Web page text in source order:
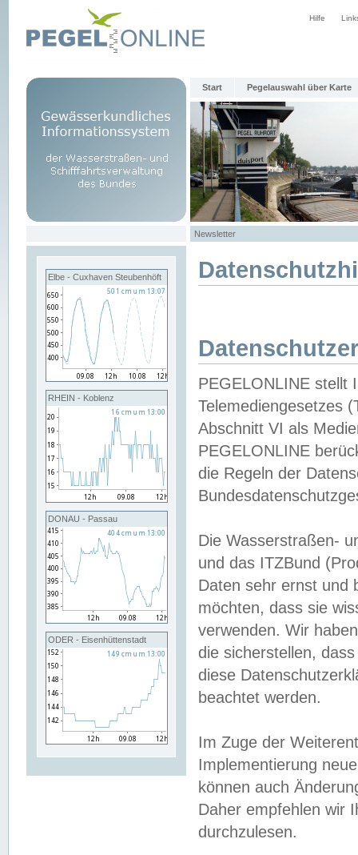
Hilfe
Start Pegelauswahl über Karte
Newsletter
Elbe - Cuxhaven Steubenhöft
RHEIN - Koblenz
DONAU - Passau
ODER - Eisenhüttenstadt
PEGELONLINE stellt
Telemediengesetzes
Abschnitt VI als
PEGELONLINE
die Regeln der
Die Wasserstraßen-
und das ITZBund
Daten sehr ernst und
möchten, dass sie
verwenden. Wir
die sicherstellen,
diese
beachtet werden.
Im Zuge der
Implementierung
können auch
Daher empfehlen wir
durchzulesen.